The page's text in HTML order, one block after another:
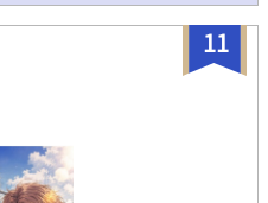
product_id/RJ01358596.html
items/6694918
。 （書籍版の内容） 精霊ｘ人
レイ、フェラ、中出し、連続
腸、快楽堕ち、ザーメン塗
kisaragishion.fanbox.cc/ 如
録をどうぞ。新作や書籍化情報
についてよく呟いています。
11